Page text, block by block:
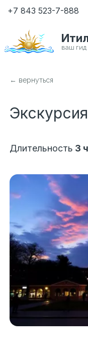
+7 843 523-7-888
← вернуться
Длительность 3